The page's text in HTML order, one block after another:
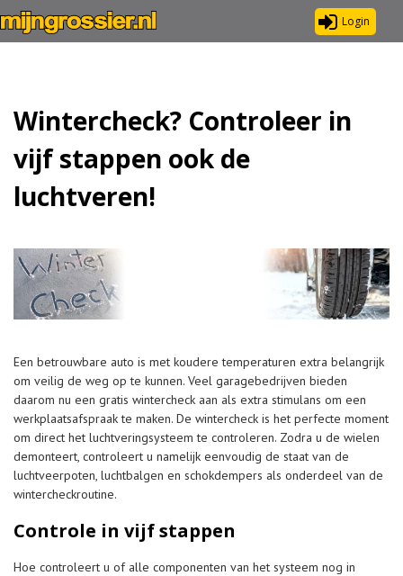
Login
Wintercheck? Controleer in
vijf stappen ook de
luchtveren!
Een betrouwbare auto is met koudere temperaturen extra belangrijk
om veilig de weg op te kunnen. Veel garagebedrijven bieden
daarom nu een gratis wintercheck aan als extra stimulans om een
werkplaatsafspraak te maken. De wintercheck is het perfecte moment
om direct het luchtveringsysteem te controleren. Zodra u de wielen
demonteert, controleert u namelijk eenvoudig de staat van de
luchtveerpoten, luchtbalgen en schokdempers als onderdeel van de
wintercheckroutine.
Controle in vijf stappen
Hoe controleert u of alle componenten van het systeem nog in